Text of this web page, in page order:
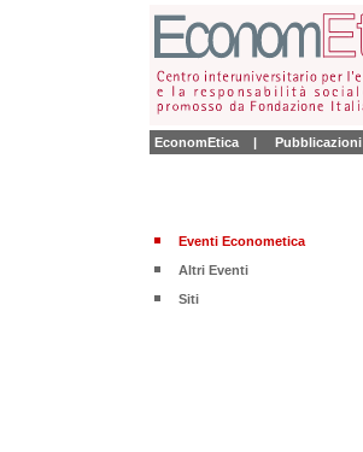
EconomEtica | Pubblicazioni
Eventi Econometica
Altri Eventi
Siti